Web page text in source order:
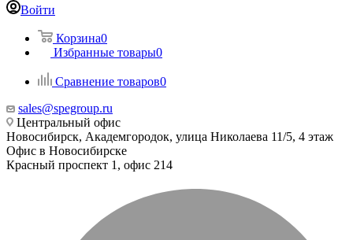
Войти
Корзина0
Избранные товары0
Сравнение товаров0
sales@spegroup.ru
Центральный офис
Новосибирск, Академгородок, улица Николаева 11/5, 4 этаж
Офис в Новосибирске
Красный проспект 1, офис 214